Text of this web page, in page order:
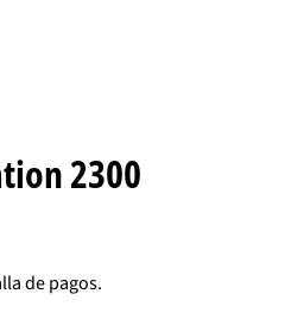
2300
de pagos.